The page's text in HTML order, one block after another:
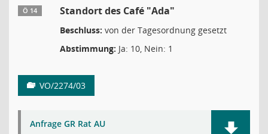
Ö 14 Standort des Café "Ada"
Beschluss: von der Tagesordnung gesetzt
Abstimmung: Ja: 10, Nein: 1
VO/2274/03
Anfrage GR Rat AU